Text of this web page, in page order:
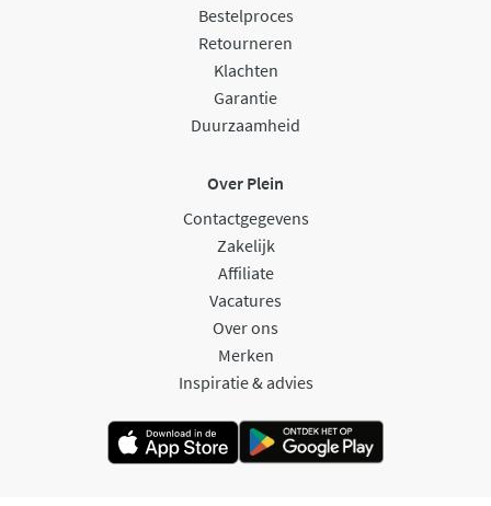
Bestelproces
Retourneren
Klachten
Garantie
Duurzaamheid
Over Plein
Contactgegevens
Zakelijk
Affiliate
Vacatures
Over ons
Merken
Inspiratie & advies